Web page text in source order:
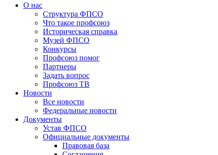
О нас
Структура ФПСО
Что такое профсоюз
Историческая справка
Музей ФПСО
Конкурсы
Профсоюз помог
Партнеры
Задать вопрос
Профсоюз ТВ
Новости
Все новости
Федеральные новости
Документы
Устав ФПСО
Официальные документы
Правовая база